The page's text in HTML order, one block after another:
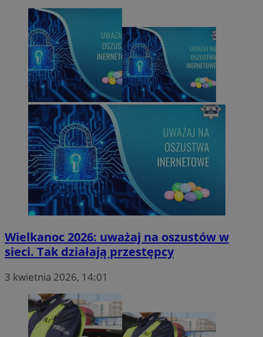
Wielkanoc 2026: uważaj na oszustów w
sieci. Tak działają przestępcy
3 kwietnia 2026, 14:01